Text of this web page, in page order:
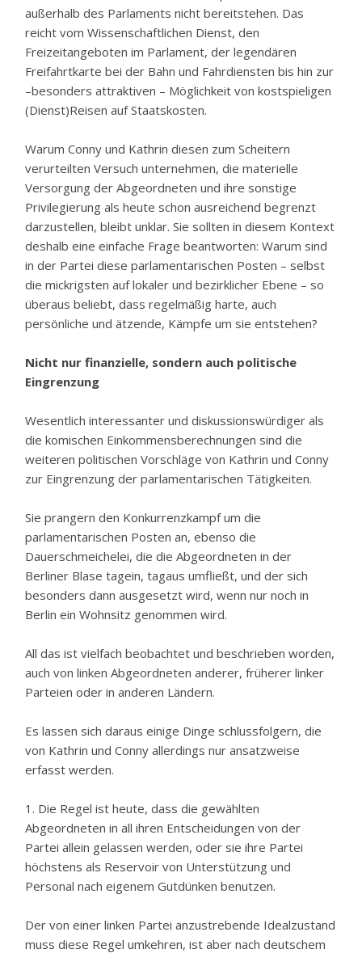
außerhalb des Parlaments nicht bereitstehen. Das
reicht vom Wissenschaftlichen Dienst, den
Freizeitangeboten im Parlament, der legendären
Freifahrtkarte bei der Bahn und Fahrdiensten bis hin zur
–besonders attraktiven – Möglichkeit von kostspieligen
(Dienst)Reisen auf Staatskosten.
Warum Conny und Kathrin diesen zum Scheitern
verurteilten Versuch unternehmen, die materielle
Versorgung der Abgeordneten und ihre sonstige
Privilegierung als heute schon ausreichend begrenzt
darzustellen, bleibt unklar. Sie sollten in diesem Kontext
deshalb eine einfache Frage beantworten: Warum sind
in der Partei diese parlamentarischen Posten – selbst
die mickrigsten auf lokaler und bezirklicher Ebene – so
überaus beliebt, dass regelmäßig harte, auch
persönliche und ätzende, Kämpfe um sie entstehen?
Nicht nur finanzielle, sondern auch politische
Eingrenzung
Wesentlich interessanter und diskussionswürdiger als
die komischen Einkommensberechnungen sind die
weiteren politischen Vorschläge von Kathrin und Conny
zur Eingrenzung der parlamentarischen Tätigkeiten.
Sie prangern den Konkurrenzkampf um die
parlamentarischen Posten an, ebenso die
Dauerschmeichelei, die die Abgeordneten in der
Berliner Blase tagein, tagaus umfließt, und der sich
besonders dann ausgesetzt wird, wenn nur noch in
Berlin ein Wohnsitz genommen wird.
All das ist vielfach beobachtet und beschrieben worden,
auch von linken Abgeordneten anderer, früherer linker
Parteien oder in anderen Ländern.
Es lassen sich daraus einige Dinge schlussfolgern, die
von Kathrin und Conny allerdings nur ansatzweise
erfasst werden.
1. Die Regel ist heute, dass die gewählten
Abgeordneten in all ihren Entscheidungen von der
Partei allein gelassen werden, oder sie ihre Partei
höchstens als Reservoir von Unterstützung und
Personal nach eigenem Gutdünken benutzen.
Der von einer linken Partei anzustrebende Idealzustand
muss diese Regel umkehren, ist aber nach deutschem